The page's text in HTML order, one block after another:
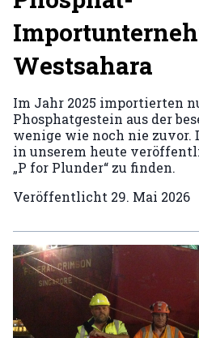
Westsahara
Im Jahr 2025 importierten
Phosphatgestein aus der
wenige wie noch nie zuvor.
in unserem heute
„P for Plunder“ zu finden.
Veröffentlicht 29. Mai 2026